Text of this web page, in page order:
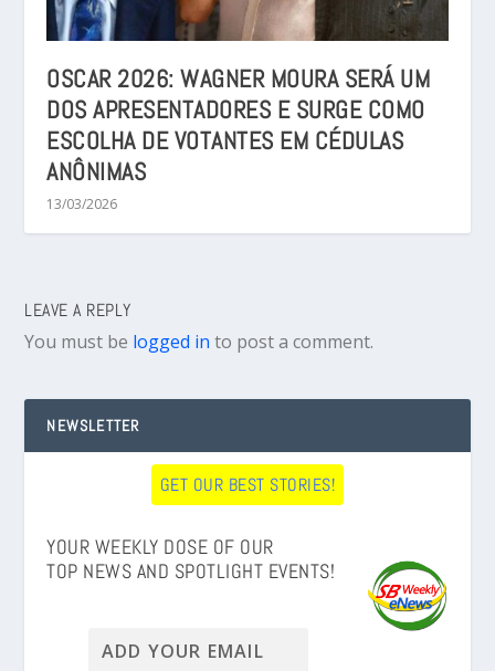
OSCAR 2026: WAGNER MOURA SERÁ UM
DOS APRESENTADORES E SURGE COMO
ESCOLHA DE VOTANTES EM CÉDULAS
ANÔNIMAS
13/03/2026
LEAVE A REPLY
You must be logged in to post a comment.
NEWSLETTER
GET OUR BEST STORIES!
YOUR WEEKLY DOSE OF OUR
TOP NEWS AND SPOTLIGHT EVENTS!